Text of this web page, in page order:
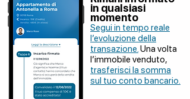
in qualsiasi
momento
Segui in tempo reale
l’evoluzione della
transazione.Una volta
l’immobile venduto,
trasferisci la somma
sul tuo conto bancario.